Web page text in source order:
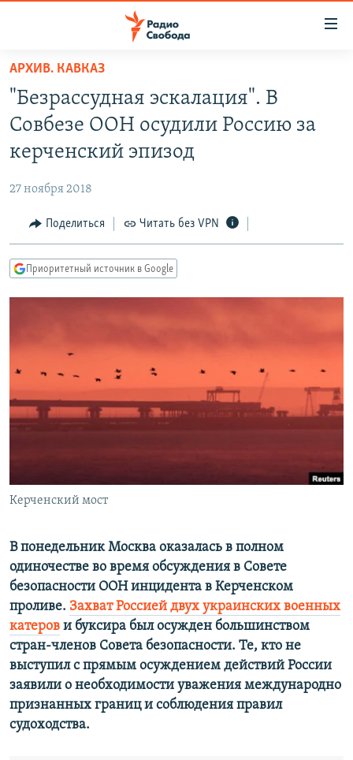
упрощенного
доступа
Вернуться
основному
Вернутся
Вернутся
ПРОГРАММЫ
ПОДКАСТЫ
АВТОРСКИЕ ПРОЕКТЫ
МНЕНИЯ
КУЛЬТУРА
КАВКАЗ.РЕАЛИИ
СЕВЕР.РЕАЛИИ
РАСПИСАНИЕ ВЕЩАНИЯ
ПОДПИШИТЕСЬ НА РАССЫЛКУ
Все сайты РСЕ/РС
АРХИВ. КАВКАЗ
"Безрассудная эскалация". В
Совбезе ООН осудили Россию за
керченский эпизод
27 ноября 2018
Поделиться Читать без VPN
Приоритетный источник в Google
Керченский мост
В понедельник Москва оказалась в полном
одиночестве во время обсуждения в Совете
безопасности ООН инцидента в Керченском
проливе. Захват Россией двух украинских военных
катеров и буксира был осужден большинством
стран-членов Совета безопасности. Те, кто не
выступил с прямым осуждением действий России
заявили о необходимости уважения международно
признанных границ и соблюдения правил
судоходства.